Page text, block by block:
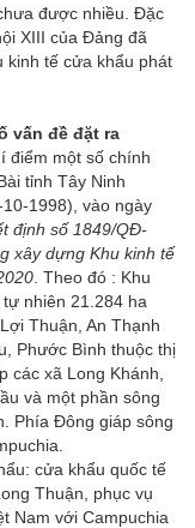
được nhiều. Đặc
XIII của Đảng đã
kinh tế cửa khẩu phát
vấn đề đặt ra
điểm một số chính
tỉnh Tây Ninh
1998), vào ngày
định số 1849/QĐ-
xây dựng Khu kinh tế
. Theo đó : Khu
nhiên 21.284 ha
Thuận, An Thạnh
Phước Bình thuộc thị
các xã Long Khánh,
và một phần sông
Phía Đông giáp sông
cửa khẩu quốc tế
Thuận, phục vụ
Nam với Campuchia